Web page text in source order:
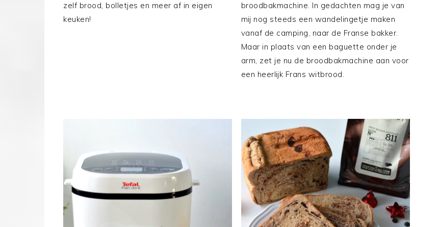
zelf brood, bolletjes en meer af in eigen
keuken!
broodbakmachine. In gedachten mag je van
mij nog steeds een wandelingetje maken
vanaf de camping, naar de Franse bakker.
Maar in plaats van een baguette onder je
arm, zet je nu de broodbakmachine aan voor
een heerlijk Frans witbrood.